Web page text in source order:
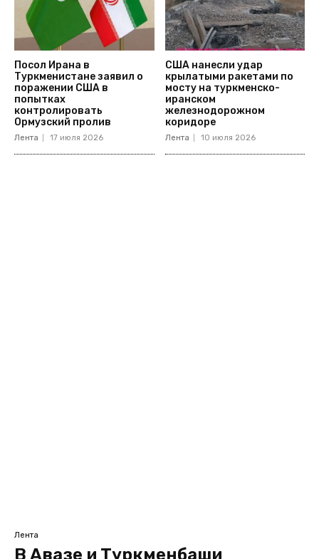
Посол Ирана в
Туркменистане заявил о
поражении США в
попытках
контролировать
Ормузский пролив
Лента 17 июля 2026
США нанесли удар
крылатыми ракетами по
мосту на туркменско-
иранском
железнодорожном
коридоре
Лента 10 июля 2026